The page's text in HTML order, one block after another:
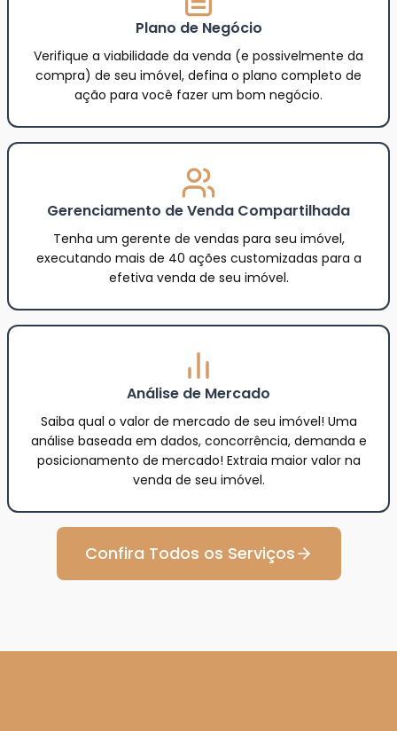
Plano de Negócio
Verifique a viabilidade da venda (e possivelmente da
compra) de seu imóvel, defina o plano completo de
ação para você fazer um bom negócio.
Gerenciamento de Venda Compartilhada
Tenha um gerente de vendas para seu imóvel,
executando mais de 40 ações customizadas para a
efetiva venda de seu imóvel.
Análise de Mercado
Saiba qual o valor de mercado de seu imóvel! Uma
análise baseada em dados, concorrência, demanda e
posicionamento de mercado! Extraia maior valor na
venda de seu imóvel.
Confira Todos os Serviços